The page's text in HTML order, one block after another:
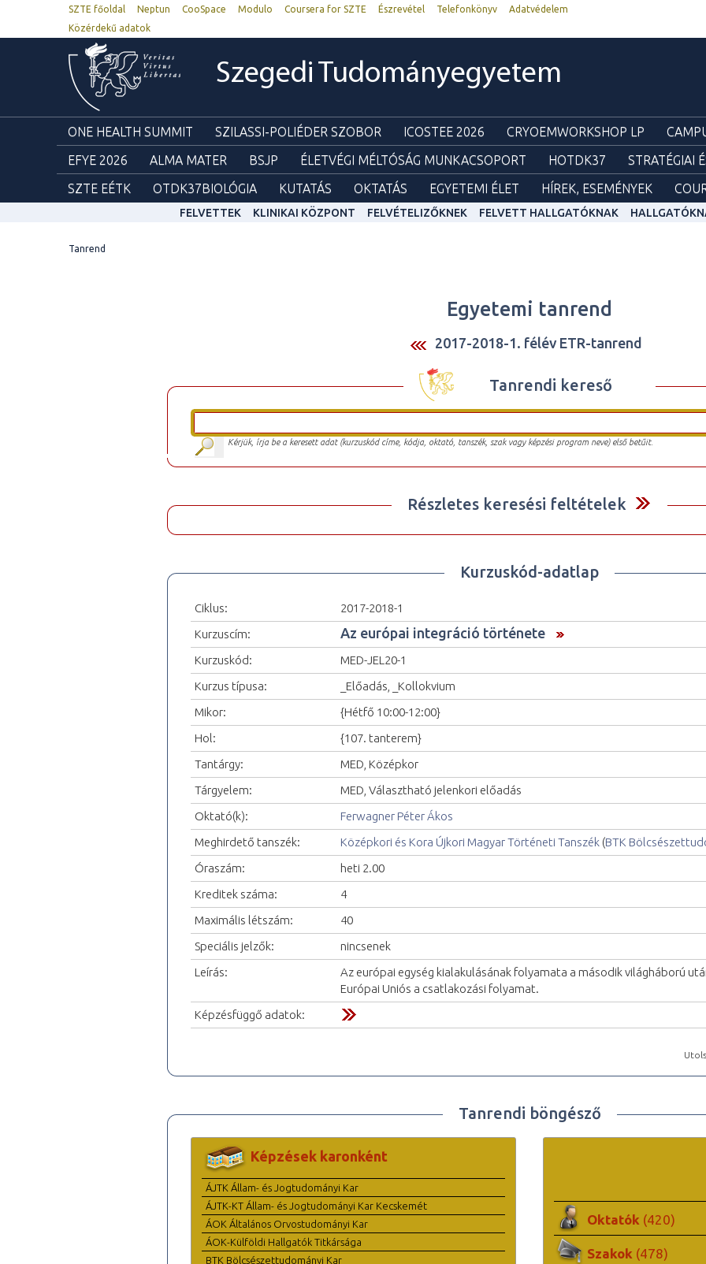
SZTE főoldal Neptun CooSpace Modulo Coursera for SZTE Észrevétel Telefonkönyv
Adatvédelem
Közérdekű adatok
Szegedi Tudományegyetem
ONE HEALTH SUMMIT SZILASSI-POLIÉDER SZOBOR ICOSTEE 2026 CRYOEMWORKSHOP LP
EFYE 2026
ALMA MATER BSJP ÉLETVÉGI MÉLTÓSÁG MUNKACSOPORT HOTDK37 STRATÉGIAI
SZTE EÉTK
OTDK37BIOLÓGIA KUTATÁS OKTATÁS EGYETEMI ÉLET HÍREK, ESEMÉNYEK
FELVETTEK KLINIKAI KÖZPONT FELVÉTELIZŐKNEK FELVETT HALLGATÓKNAK
Tanrend
Egyetemi tanrend
2017-2018-1. félév ETR-tanrend
Tanrendi kereső
Kérjük, írja be a keresett adat (kurzuskód címe, kódja, oktató, tanszék, szak vagy képzési program neve) első betűit.
Részletes keresési feltételek
Kurzuskód-adatlap
Ciklus:
2017-2018-1
Kurzuscím:
Az európai integráció története
Kurzuskód:
MED-JEL20-1
Kurzus típusa:
_Előadás, _Kollokvium
Mikor:
{Hétfő 10:00-12:00}
Hol:
{107. tanterem}
Tantárgy:
MED, Középkor
Tárgyelem:
MED, Választható jelenkori előadás
Oktató(k):
Ferwagner Péter Ákos
Meghirdető tanszék:
Középkori és Kora Újkori Magyar Történeti Tanszék (BTK
Óraszám:
heti 2.00
Kreditek száma:
4
Maximális létszám:
40
Speciális jelzők:
nincsenek
Leírás:
Az európai egység kialakulásának folyamata a második világháború
Európai Uniós a csatlakozási folyamat.
Képzésfüggő adatok:
Tanrendi böngésző
Képzések karonként
ÁJTK Állam- és Jogtudományi Kar
ÁJTK-KT Állam- és Jogtudományi Kar Kecskemét
ÁOK Általános Orvostudományi Kar
ÁOK-Külföldi Hallgatók Titkársága
BTK Bölcsészettudományi Kar
Oktatók (420)
Szakok (478)